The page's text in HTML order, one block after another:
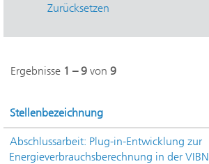
Zurücksetzen
Ergebnisse 1 – 9 von 9
Stellenbezeichnung
Abschlussarbeit: Plug-in-Entwicklung zur
Energieverbrauchsberechnung in der VIBN